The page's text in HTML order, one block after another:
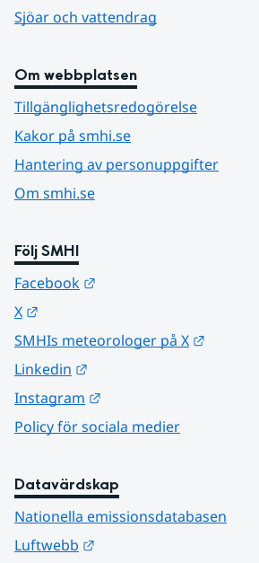
Sjöar och vattendrag
Om webbplatsen
Tillgänglighetsredogörelse
Kakor på smhi.se
Hantering av personuppgifter
Om smhi.se
Följ SMHI
Facebook
X
SMHIs meteorologer på X
Linkedin
Instagram
Policy för sociala medier
Datavärdskap
Nationella emissionsdatabasen
Luftwebb